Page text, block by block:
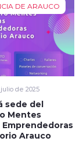
DE ARAUCO
de 2025
sede del
Mentes
Emprendedoras
Arauco